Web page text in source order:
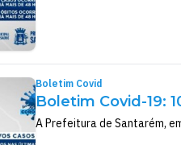
Boletim Covid
Boletim Covid-19:
A Prefeitura de Santarém,